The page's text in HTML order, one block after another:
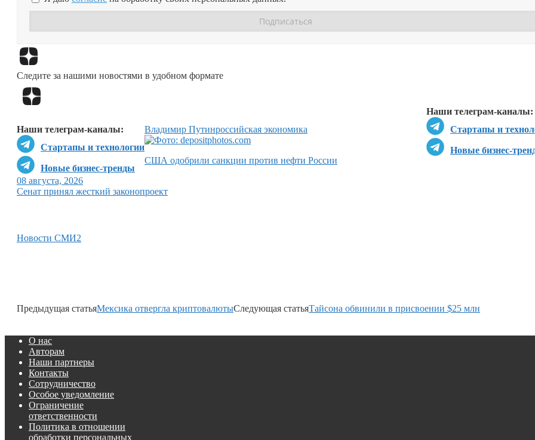
Следите за нашими новостями в удобном формате
Наши телеграм-каналы:
Стартапы и
Новые бизнес-
Наши телеграм-каналы:
Стартапы и технологии
Новые бизнес-тренды
Владимир Путинроссийская экономика
США одобрили санкции против нефти России
08 августа, 2026
Сенат принял жесткий законопроект
Новости СМИ2
Предыдущая статьяМексика отвергла криптовалютыСледующая статьяТайсона обвинили в присвоении $25 млн
О нас
Авторам
Наши партнеры
Контакты
Сотрудничество
Особое уведомление
Ограничение
ответственности
Политика в отношении
обработки персональных